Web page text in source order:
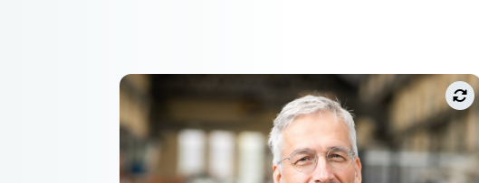
„Das Projekt zeigt, dass Naturstein nicht nur
gestalterisch, sondern auch tragend im Brückenbau
eingesetzt werden kann. In Kombination mit Holz
entsteht eine Bauweise, die den CO₂-Fußabdruck